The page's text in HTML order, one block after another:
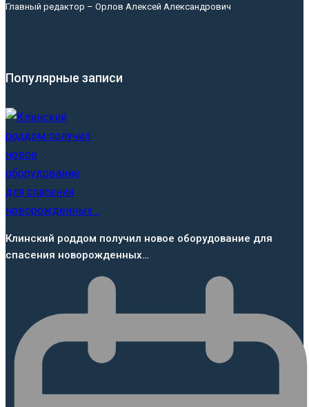
Главный редактор – Орлов Алексей Александрович
Популярные записи
Клинский роддом получил новое оборудование для
спасения новорожденных…